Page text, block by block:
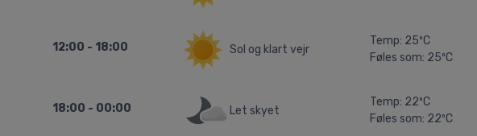
12:00 - 18:00 Sol og klart vejr
Temp: 25ºC
Føles som: 25ºC
18:00 - 00:00 Let skyet
Temp: 22ºC
Føles som: 22ºC